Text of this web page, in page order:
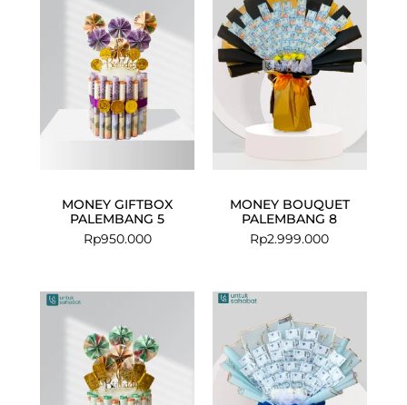
MONEY GIFTBOX
PALEMBANG 5
Rp950.000
MONEY BOUQUET
PALEMBANG 8
Rp2.999.000